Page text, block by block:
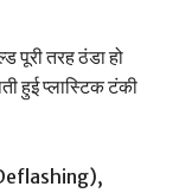
पूरी तरह ठंडा हो
हुई प्लास्टिक टंकी